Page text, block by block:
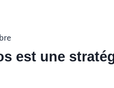
est une